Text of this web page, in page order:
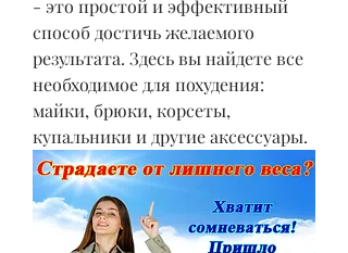
- это простой и эффективный
способ достичь желаемого
результата. Здесь вы найдете все
необходимое для похудения:
майки, брюки, корсеты,
купальники и другие аксессуары.